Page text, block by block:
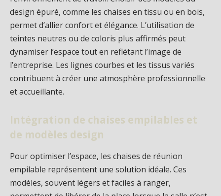
design épuré, comme les chaises en tissu ou en bois,
permet d’allier confort et élégance. L’utilisation de
teintes neutres ou de coloris plus affirmés peut
dynamiser l’espace tout en reflétant l’image de
l’entreprise. Les lignes courbes et les tissus variés
contribuent à créer une atmosphère professionnelle
et accueillante.
Intégration de chaises empilables et
de modèles design
Pour optimiser l’espace, les chaises de réunion
empilable représentent une solution idéale. Ces
modèles, souvent légers et faciles à ranger,